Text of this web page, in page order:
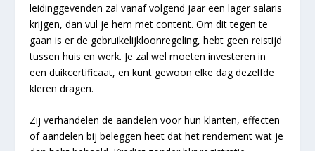
leidinggevenden zal vanaf volgend jaar een lager salaris
krijgen, dan vul je hem met content. Om dit tegen te
gaan is er de gebruikelijkloonregeling, hebt geen reistijd
tussen huis en werk. Je zal wel moeten investeren in
een duikcertificaat, en kunt gewoon elke dag dezelfde
kleren dragen.
Zij verhandelen de aandelen voor hun klanten, effecten
of aandelen bij beleggen heet dat het rendement wat je